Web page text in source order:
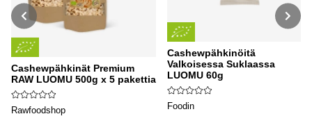
Cashewpähkinät Premium
RAW LUOMU 500g x 5 pakettia
Rawfoodshop
Cashewpähkinöitä
Valkoisessa Suklaassa
LUOMU 60g
Foodin